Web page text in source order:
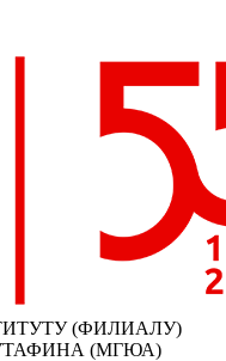
(ФИЛИАЛУ)
(МГЮА)